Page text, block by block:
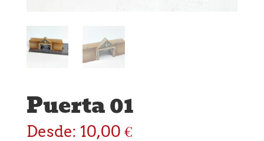
Puerta 01
Desde: 10,00 €